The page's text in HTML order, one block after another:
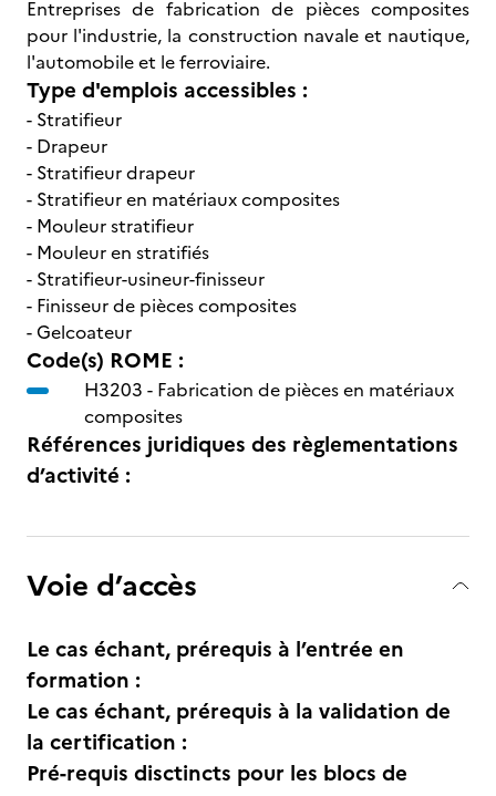
Entreprises de fabrication de pièces composites
pour l'industrie, la construction navale et nautique,
l'automobile et le ferroviaire.
Type d'emplois accessibles :
- Stratifieur
- Drapeur
- Stratifieur drapeur
- Stratifieur en matériaux composites
- Mouleur stratifieur
- Mouleur en stratifiés
- Stratifieur-usineur-finisseur
- Finisseur de pièces composites
- Gelcoateur
Code(s) ROME :
H3203 - Fabrication de pièces en matériaux
composites
Références juridiques des règlementations
d’activité :
Voie d’accès
Le cas échant, prérequis à l’entrée en
formation :
Le cas échant, prérequis à la validation de
la certification :
Pré-requis disctincts pour les blocs de